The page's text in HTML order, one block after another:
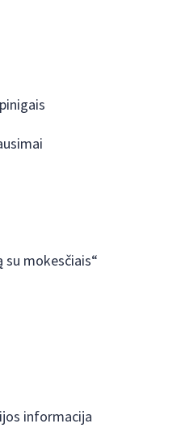
su mokesčiais“
informacija